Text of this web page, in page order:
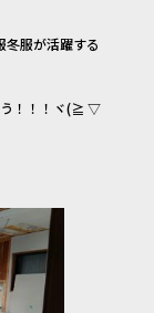
冬服が活躍する
う！！！ヾ(≧ ▽